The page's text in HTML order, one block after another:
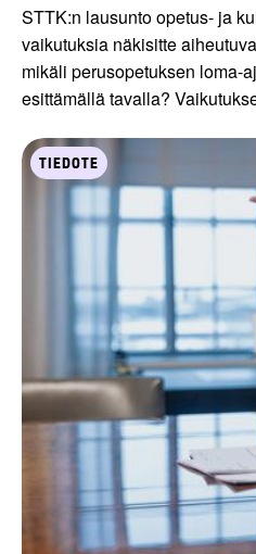
STTK:n lausunto opetus- ja
vaikutuksia näkisitte
mikäli perusopetuksen loma-
esittämällä tavalla?
TIEDOTE